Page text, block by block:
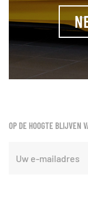
OP DE HOOGTE BLIJVEN